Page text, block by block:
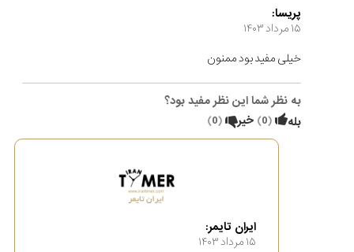
پریسا:
۱۵ مرداد ۱۴۰۳
خیلی مفید بود ممنون
به نظر شما این نظر مفید بود؟
بله
(
0
) خیر (
0
)
ایران تایمر:
۱۵ مرداد ۱۴۰۳